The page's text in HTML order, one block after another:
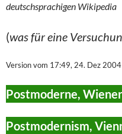
deutschsprachigen Wikipedia
(was für eine
Version vom 17:49, 24. Dez 2004
Postmoderne,
Postmodernism,